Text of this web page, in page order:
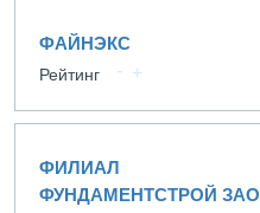
ФАЙНЭКС
Рейтинг
ФИЛИАЛ
ФУНДАМЕНТСТРОЙ ЗАО